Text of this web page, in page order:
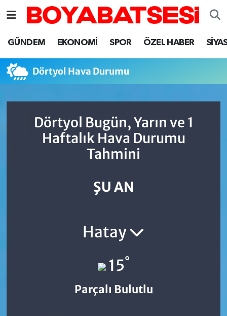
GÜNDEM EKONOMİ SPOR ÖZEL HABER
Dörtyol Hava Durumu
Dörtyol Bugün, Yarın ve 1
Haftalık Hava Durumu
Tahmini
ŞU AN
Hatay
15°
Parçalı Bulutlu
Sinop Nöbetçi Eczaneler
Sinop Hava Durumu
Sinop Trafik Yoğunluk Haritası
Süper Lig Puan Durumu ve Fikstür
Son Dakika Haberleri